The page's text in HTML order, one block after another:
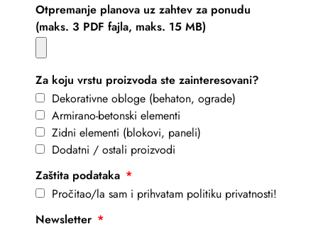
Otpremanje planova uz zahtev za ponudu
(maks. 3 PDF fajla, maks. 15 MB)
Za koju vrstu proizvoda ste zainteresovani?
Dekorativne obloge (behaton, ograde)
Armirano-betonski elementi
Zidni elementi (blokovi, paneli)
Dodatni / ostali proizvodi
Zaštita podataka
Pročitao/la sam i prihvatam politiku privatnosti!
Newsletter